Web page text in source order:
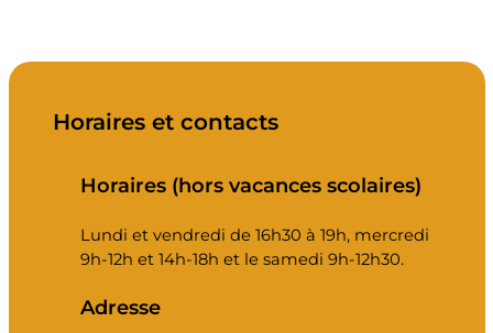
Horaires et contacts
Horaires (hors vacances scolaires)
Lundi et vendredi de 16h30 à 19h, mercredi
9h-12h et 14h-18h et le samedi 9h-12h30.
Adresse